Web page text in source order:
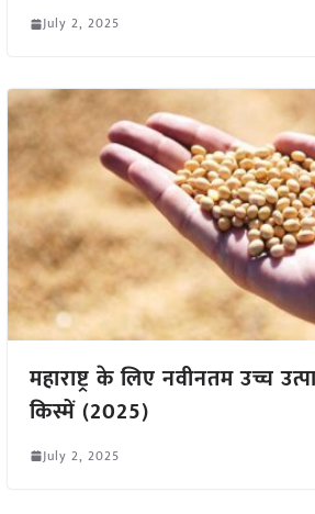
July 2, 2025
महाराष्ट्र के लिए नवीनतम उच्च
किस्में (2025)
July 2, 2025